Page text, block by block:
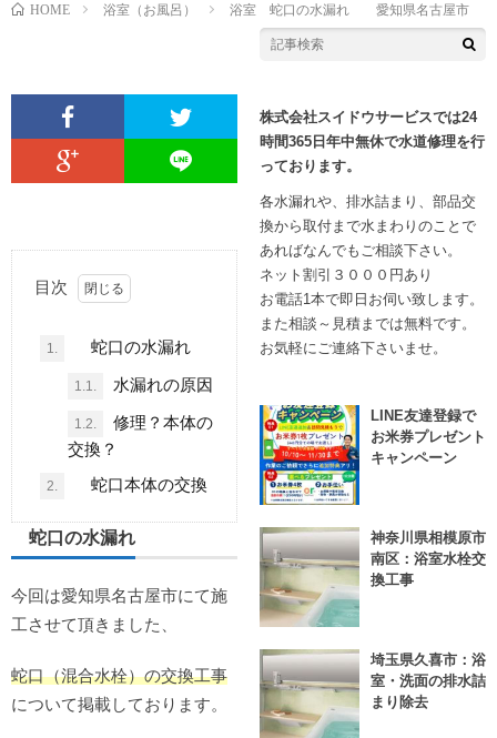
HOME 浴室（お風呂） 浴室 蛇口の水漏れ 愛知県名古屋市
目次
1. 蛇口の水漏れ
1.1. 水漏れの原因
1.2.
修理？本体の
交換？
2. 蛇口本体の交換
蛇口の水漏れ
今回は愛知県名古屋市にて施
工させて頂きました、
蛇口（混合水栓）の交換工事
について掲載しております。
株式会社スイドウサービスでは24
時間365日年中無休で水道修理を行
っております。
各水漏れや、排水詰まり、部品交
換から取付まで水まわりのことで
あればなんでもご相談下さい。
ネット割引３０００円あり
お電話1本で即日お伺い致します。
また相談～見積までは無料です。
お気軽にご連絡下さいませ。
LINE友達登録で
お米券プレゼント
キャンペーン
神奈川県相模原市
南区：浴室水栓交
換工事
埼玉県久喜市：浴
室・洗面の排水詰
まり除去